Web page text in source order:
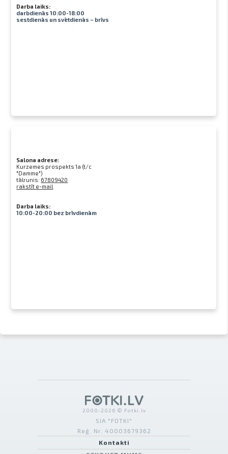
Darba laiks:
darbdienās 10:00-18:00
sestdienās un svētdienās – brīvs
Salona adrese:
Kurzemes prospekts 1a (t/c
"Damme")
tālrunis: 67809420
rakstīt e-mail
Darba laiks:
10:00-20:00 bez brīvdienām
2000-2026 © Fotki.lv
SIA "FOTKI"
Reģ. Nr. 40003679362
Kontakti